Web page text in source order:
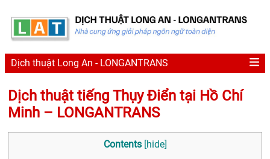
Dịch thuật Long An - LONGANTRANS
Dịch thuật tiếng Thụy Điển tại Hồ Chí
Minh – LONGANTRANS
Contents [hide]